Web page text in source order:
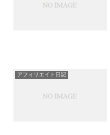
アフィリエイト日記